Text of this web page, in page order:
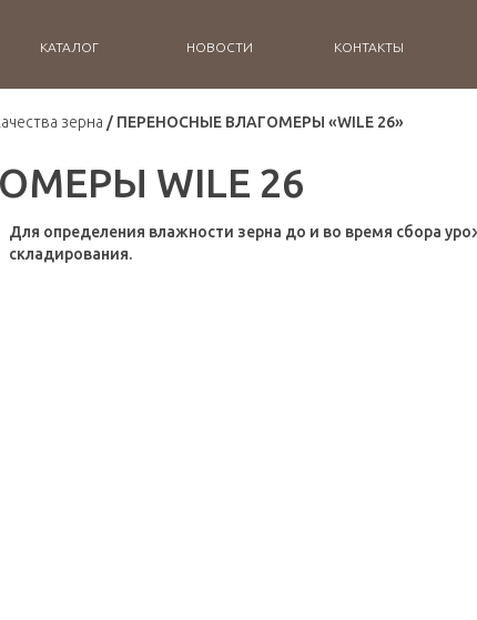
КАТАЛОГ НОВОСТИ КОНТАКТЫ
зерна ПЕРЕНОСНЫЕ ВЛАГОМЕРЫ «WILE 26»
WILE 26
Для определения влажности зерна до и во время сбора
складирования.